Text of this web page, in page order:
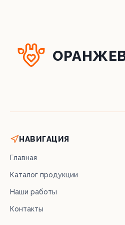
НАВИГАЦИЯ
Главная
Каталог продукции
Наши работы
Контакты